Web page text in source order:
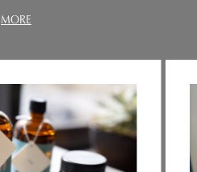
MORE